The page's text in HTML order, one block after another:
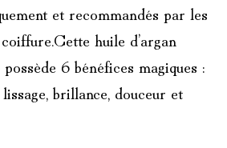
et recommandés par les
huile d’argan
6 bénéfices magiques :
brillance, douceur et